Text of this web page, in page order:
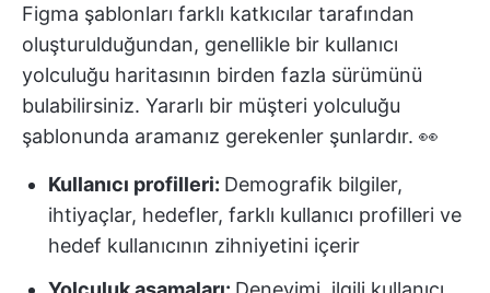
Figma şablonları farklı katkıcılar tarafından
oluşturulduğundan, genellikle bir kullanıcı
yolculuğu haritasının birden fazla sürümünü
bulabilirsiniz. Yararlı bir müşteri yolculuğu
şablonunda aramanız gerekenler şunlardır. 👀
Kullanıcı profilleri: Demografik bilgiler,
ihtiyaçlar, hedefler, farklı kullanıcı profilleri ve
hedef kullanıcının zihniyetini içerir